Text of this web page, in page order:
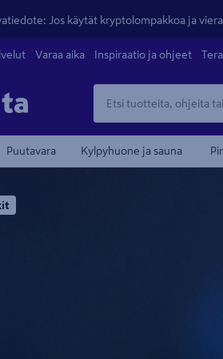
Jos käytät kryptolompakkoa ja
Varaa aika Inspiraatio ja ohjeet
Puutavara Kylpyhuone ja sauna